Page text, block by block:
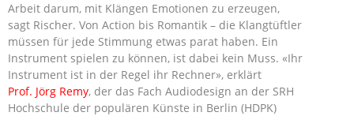
Arbeit darum, mit Klängen Emotionen zu erzeugen,
sagt Rischer. Von Action bis Romantik – die Klangtüftler
müssen für jede Stimmung etwas parat haben. Ein
Instrument spielen zu können, ist dabei kein Muss. «Ihr
Instrument ist in der Regel ihr Rechner», erklärt
Prof. Jörg Remy, der das Fach Audiodesign an der SRH
Hochschule der populären Künste in Berlin (HDPK)